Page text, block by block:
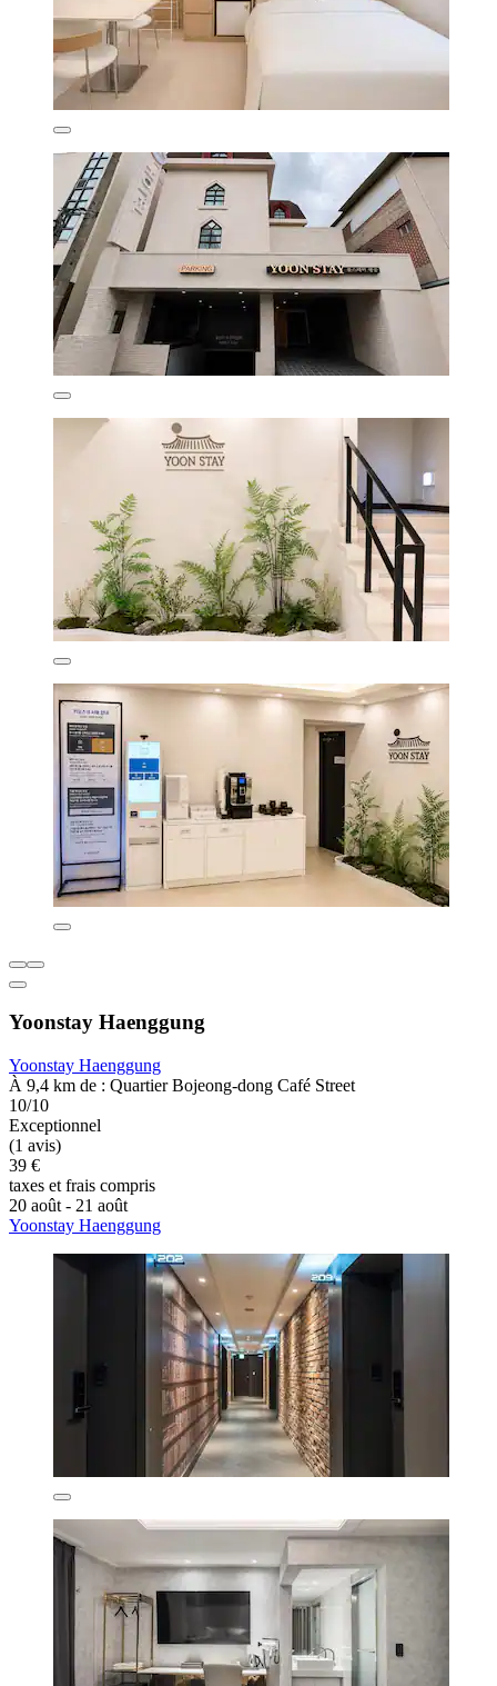
Yoonstay Haenggung
Yoonstay Haenggung
À 9,4 km de : Quartier Bojeong-dong Café Street
10/10
Exceptionnel
(1 avis)
39 €
taxes et frais compris
20 août - 21 août
Yoonstay Haenggung